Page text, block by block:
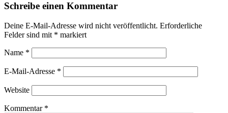
Schreibe einen Kommentar
Deine E-Mail-Adresse wird nicht veröffentlicht. Erforderliche
Felder sind mit * markiert
Name *
E-Mail-Adresse *
Website
Kommentar *